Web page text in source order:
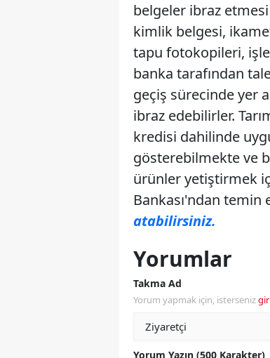
belgeler ibraz
kimlik belgesi,
tapu fotokopileri,
banka tarafından
geçiş sürecinde yer
ibraz edebilirler.
kredisi dahilinde
gösterebilmekte ve
ürünler yetiştirmek
Bankası'ndan temin
atabilirsiniz.
Yorumlar
Takma Ad
Yorum yapmak için, isterseniz
Yorum Yazın (500 Karakter)